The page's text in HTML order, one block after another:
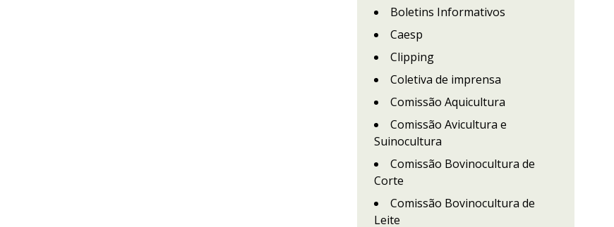
Boletins Informativos
Caesp
Clipping
Coletiva de imprensa
Comissão Aquicultura
Comissão Avicultura e
Suinocultura
Comissão Bovinocultura de
Corte
Comissão Bovinocultura de
Leite